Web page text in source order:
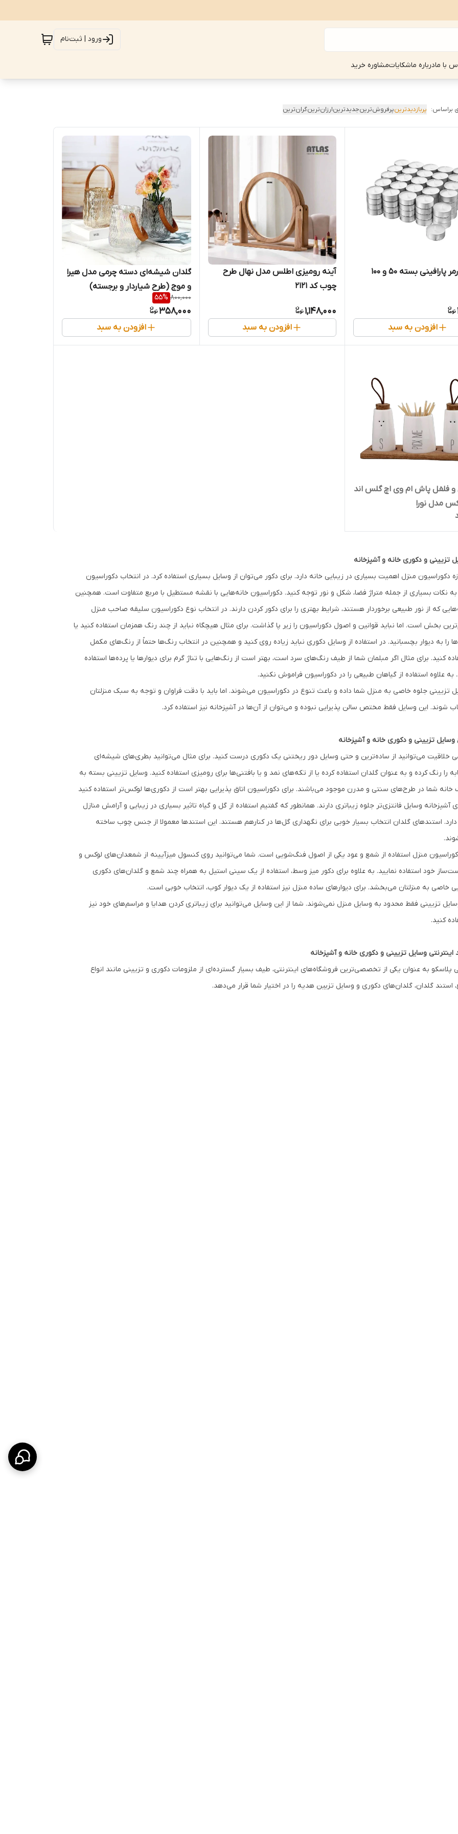
ورود | ثبت‌نام
با مادرباره ماشکایاتمشاوره خرید
براساس: پربازدیدترینپرفروش‌ترینجدیدترینارزان‌ترینگران‌ترین
شمع وارمر پارافینی بسته ۵۰ و ۱۰۰
افزودن به سبد
آینه رومیزی اطلس مدل نهال طرح
چوب کد 2121
1,148,000
افزودن به سبد
گلدان شیشه‌ای دسته چرمی مدل هیرا
و موج (طرح شیاردار و برجسته)
800,000
55%
358,000
افزودن به سبد
و فلفل پاش ام وی اچ گلس اند
مدل نورا
تزیینی و دکوری خانه و آشپزخانه
دکوراسیون منزل اهمیت بسیاری در زیبایی خانه دارد. برای دکور می‌توان از وسایل بسیاری استفاده کرد. در انتخاب دکوراسیون
به نکات بسیاری از جمله متراژ فضا، شکل و نور توجه کنید. دکوراسیون خانه‌هایی با نقشه مستطیل با مربع متفاوت است. همچنین
که از نور طبیعی برخوردار هستند، شرایط بهتری را برای دکور کردن دارند. در انتخاب نوع دکوراسیون سلیقه صاحب منزل
بخش است. اما نباید قوانین و اصول دکوراسیون را زیر پا گذاشت. برای مثال هیچگاه نباید از چند رنگ همزمان استفاده کنید یا
را به دیوار بچسبانید. در استفاده از وسایل دکوری نباید زیاده روی کنید و همچنین در انتخاب رنگ‌ها حتماً از رنگ‌های مکمل
کنید. برای مثال اگر مبلمان شما از طیف رنگ‌های سرد است، بهتر است از رنگ‌هایی با تناژ گرم برای دیوارها یا پرده‌ها استفاده
به علاوه استفاده از گیاهان طبیعی را در دکوراسیون فراموش نکنید.
تزیینی جلوه خاصی به منزل شما داده و باعث تنوع در دکوراسیون می‌شوند. اما باید با دقت فراوان و توجه به سبک منزلتان
شوند. این وسایل فقط مختص سالن پذیرایی نبوده و می‌توان از آن‌ها در آشپزخانه نیز استفاده کرد.
وسایل تزیینی و دکوری خانه و آشپزخانه
خلاقیت می‌توانید از ساده‌ترین و حتی وسایل دور ریختنی یک دکوری درست کنید. برای مثال می‌توانید بطری‌های شیشه‌ای
را رنگ کرده و به عنوان گلدان استفاده کرده یا از تکه‌های نمد و یا بافتنی‌ها برای رومیزی استفاده کنید. وسایل تزیینی بسته به
شما در طرح‌های سنتی و مدرن موجود می‌باشند. برای دکوراسیون اتاق پذیرایی بهتر است از دکوری‌ها لوکس‌تر استفاده کنید
آشپزخانه وسایل فانتزی‌تر جلوه زیباتری دارند. همانطور که گفتیم استفاده از گل و گیاه تاثیر بسیاری در زیبایی و آرامش منازل
استند‌های گلدان انتخاب بسیار خوبی برای نگهداری گل‌ها در کنارهم هستند. این استندها معمولا از جنس چوب ساخته
منزل استفاده از شمع و عود یکی از اصول فنگ‌شویی است. شما می‌توانید روی کنسول میزآیینه از شمعدان‌های لوکس و
خود استفاده نمایید. به علاوه برای دکور میز وسط، استفاده از یک سینی استیل به همراه چند شمع و گلدان‌های دکوری
خاصی به منزلتان می‌بخشد. برای دیوارهای ساده منزل نیز استفاده از یک دیوار کوب، انتخاب خوبی است.
تزیینی فقط محدود به وسایل منزل نمی‌شوند. شما از این وسایل می‌توانید برای زیباتری کردن هدایا و مراسم‌های خود نیز
کنید.
اینترنتی وسایل تزیینی و دکوری خانه و آشپزخانه
پلاسکو به عنوان یکی از تخصصی‌ترین فروشگاه‌های اینترنتی، طیف بسیار گسترده‌ای از ملزومات دکوری و تزیینی مانند انواع
استند گلدان، گلدان‌های دکوری و وسایل تزیین هدیه را در اختیار شما قرار می‌دهد.